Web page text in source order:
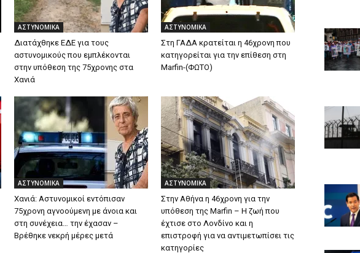
ΑΣΤΥΝΟΜΙΚΑ
Διατάχθηκε ΕΔΕ για τους
αστυνομικούς που εμπλέκονται
στην υπόθεση της 75χρονης στα
Χανιά
ΑΣΤΥΝΟΜΙΚΑ
Στη ΓΑΔΑ κρατείται η 46χρονη που
κατηγορείται για την επίθεση στη
Marfin-(ΦΩΤΟ)
ΑΣΤΥΝΟΜΙΚΑ
Χανιά: Αστυνομικοί εντόπισαν
75χρονη αγνοούμενη με άνοια και
στη συνέχεια… την έχασαν –
Βρέθηκε νεκρή μέρες μετά
ΑΣΤΥΝΟΜΙΚΑ
Στην Αθήνα η 46χρονη για την
υπόθεση της Marfin – Η ζωή που
έχτισε στο Λονδίνο και η
επιστροφή για να αντιμετωπίσει τις
κατηγορίες